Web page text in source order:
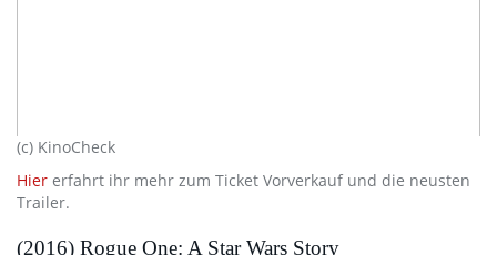
(c) KinoCheck
Hier erfahrt ihr mehr zum Ticket Vorverkauf und die neusten
Trailer.
(2016) Rogue One: A Star Wars Story